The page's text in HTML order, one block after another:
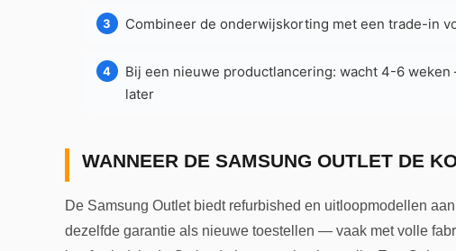
Combineer de onderwijskorting met een trade-in
Bij een nieuwe productlancering: wacht 4-6
later
WANNEER DE SAMSUNG OUTLET DE
De Samsung Outlet biedt refurbished en uitloopmodellen
dezelfde garantie als nieuwe toestellen — vaak met volle